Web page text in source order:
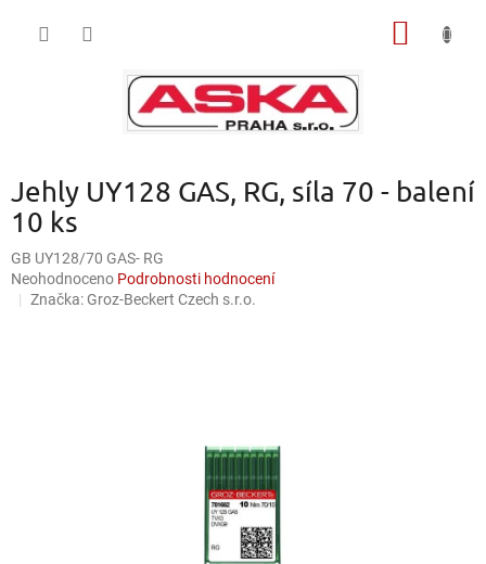
Jehly UY128 GAS, RG, síla 70 - balení
10 ks
GB UY128/70 GAS- RG
Průměrné
hodnocení
Neohodnoceno Podrobnosti hodnocení
Značka: Groz-Beckert Czech s.r.o.